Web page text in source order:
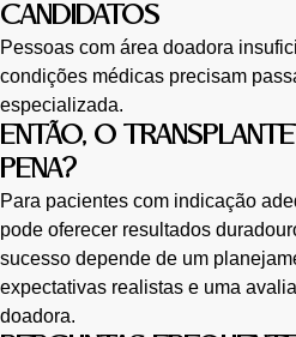
CANDIDATOS
Pessoas com área doadora
condições médicas precisam
especializada.
ENTÃO, O
PENA?
Para pacientes com indicação
pode oferecer resultados
sucesso depende de um
expectativas realistas e uma
doadora.